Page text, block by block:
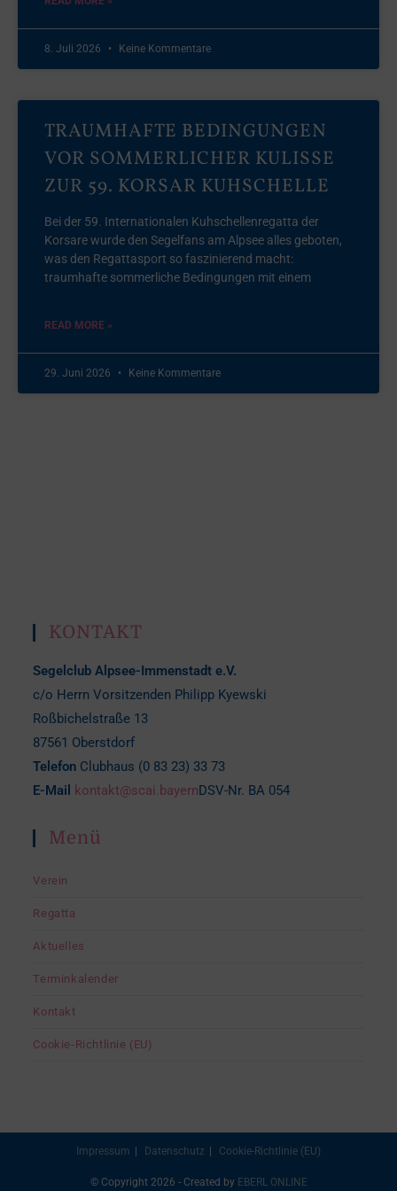
8. Juli 2026 Keine Kommentare
TRAUMHAFTE BEDINGUNGEN
VOR SOMMERLICHER KULISSE
ZUR 59. KORSAR KUHSCHELLE
Bei der 59. Internationalen Kuhschellenregatta der
Korsare wurde den Segelfans am Alpsee alles geboten,
was den Regattasport so faszinierend macht:
traumhafte sommerliche Bedingungen mit einem
READ MORE »
29. Juni 2026 Keine Kommentare
KONTAKT
Segelclub Alpsee-Immenstadt e.V.
c/o Herrn Vorsitzenden Philipp Kyewski
Roßbichelstraße 13
87561 Oberstdorf
Telefon Clubhaus (0 83 23) 33 73
E-Mail
kontakt@scai.bayernDSV-Nr. BA 054
Menü
Verein
Regatta
Aktuelles
Terminkalender
Kontakt
Cookie-Richtlinie (EU)
Impressum Datenschutz Cookie-Richtlinie (EU)
© Copyright 2026 - Created by EBERL ONLINE